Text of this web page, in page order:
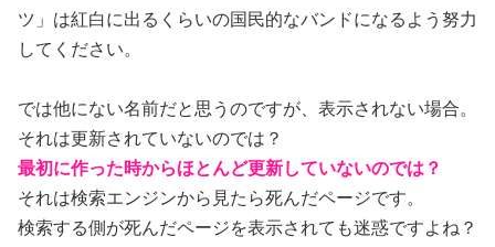
ツ」は紅白に出るくらいの国民的なバンドになるよう努力
してください。
では他にない名前だと思うのですが、表示されない場合。
それは更新されていないのでは？
最初に作った時からほとんど更新していないのでは？
それは検索エンジンから見たら死んだページです。
検索する側が死んだページを表示されても迷惑ですよね？